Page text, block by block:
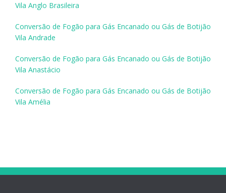
Vila Anglo Brasileira
Conversão de Fogão para Gás Encanado ou Gás de Botijão
Vila Andrade
Conversão de Fogão para Gás Encanado ou Gás de Botijão
Vila Anastácio
Conversão de Fogão para Gás Encanado ou Gás de Botijão
Vila Amélia